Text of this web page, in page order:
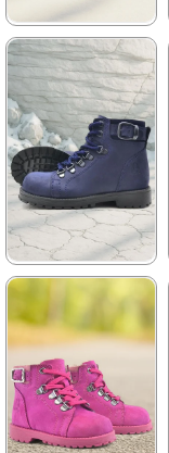
★ ★ ★ ★ ★
2.699,90 TRY
4.629,90 TRY
%42İndirim
Ücretsiz
Kargo
★
2.259,90 TRY
3.879,90 TRY
%42İndirim
Ücretsiz
Kargo